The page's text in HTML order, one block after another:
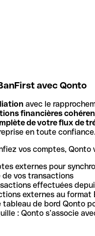
avec Qonto
avec le
financières
de votre flux de
en toute confiance.
vos comptes,
externes pour
de vos transactions
effectuées
externes au format
de bord Qonto
: Qonto s’associe